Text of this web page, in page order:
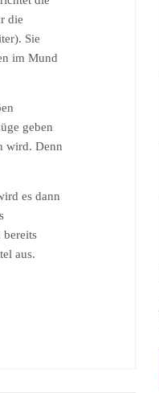
die
Sie
im Mund
geben
wird. Denn
es dann
bereits
aus.